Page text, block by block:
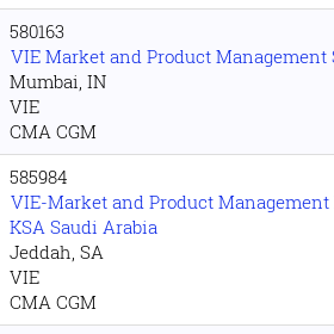
580163
VIE Market and Product
Mumbai, IN
VIE
CMA CGM
585984
VIE-Market and Product
KSA Saudi Arabia
Jeddah, SA
VIE
CMA CGM